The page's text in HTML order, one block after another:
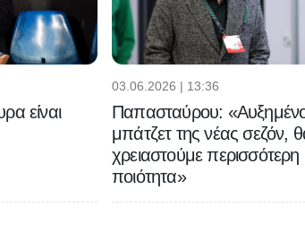
είναι
03.06.2026 | 13:36
Παπασταύρου:
μπάτζετ της νέας σεζόν,
χρειαστούμε περισσότερη
ποιότητα»